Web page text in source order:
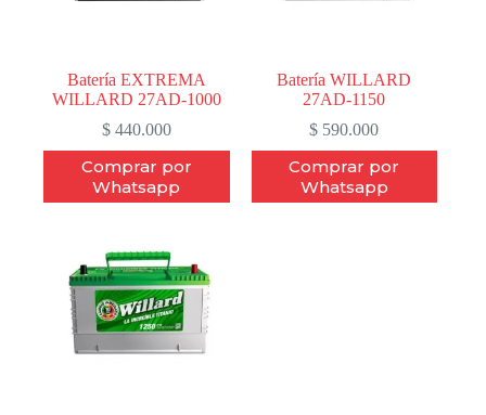
Batería EXTREMA
WILLARD 27AD-1000
$440.000
Comprar por
Whatsapp
Batería WILLARD
27AD-1150
$ 590.000
Comprar por
Whatsapp